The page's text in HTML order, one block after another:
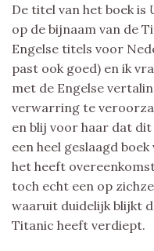
De titel van het boek is
op de bijnaam van de
Engelse titels voor
past ook goed) en ik
met de Engelse
verwarring te
en blij voor haar dat
een heel geslaagd
het heeft
toch echt een op
waaruit duidelijk blijkt
Titanic heeft verdiept.